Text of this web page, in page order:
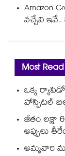
Amazon
వచ్చేవి ఇవే..
Most
ఒక్క
హాస్పిటల్
జీతం లక్షా
అప్పులు
అమ్మవారి